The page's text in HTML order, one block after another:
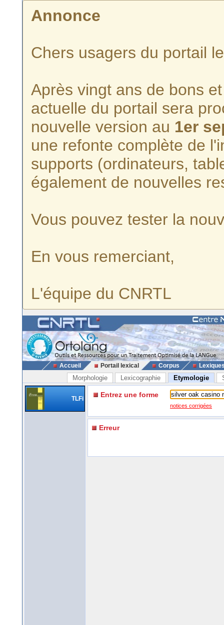
Annonce
Chers usagers du portail
Après vingt ans de bons
actuelle du portail sera
nouvelle version au 1er
une refonte complète de
supports (ordinateurs,
également de nouvelles
Vous pouvez tester la
En vous remerciant,
L'équipe du CNRTL
Accueil Portail lexical Corpus
Morphologie Lexicographie Etymologie
TLFi Entrez une forme
notices corrigées
Erreur